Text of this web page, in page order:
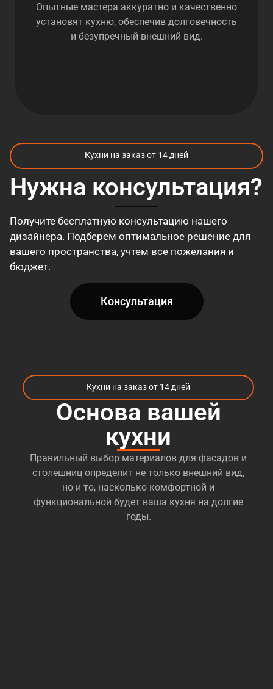
Опытные мастера аккуратно и качественно
установят кухню, обеспечив долговечность
и безупречный внешний вид.
Кухни на заказ от 14 дней
Нужна консультация?
Получите бесплатную консультацию нашего
дизайнера. Подберем оптимальное решение для
вашего пространства, учтем все пожелания и
бюджет.
Консультация
Кухни на заказ от 14 дней
Основа вашей
кухни
Правильный выбор материалов для фасадов и
столешниц определит не только внешний вид,
но и то, насколько комфортной и
функциональной будет ваша кухня на долгие
годы.